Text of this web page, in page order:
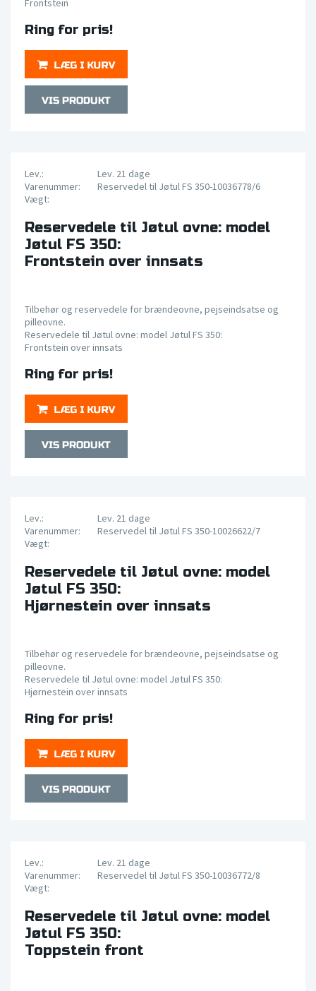
Frontstein
Ring for pris!
Lev.:
Lev. 21 dage
Varenummer:
Reservedel til Jøtul FS 350-10036778/6
Vægt:
Reservedele til Jøtul ovne: model
Jøtul FS 350:
Frontstein over innsats
Tilbehør og reservedele for brændeovne, pejseindsatse og
pilleovne.
Reservedele til Jøtul ovne: model Jøtul FS 350:
Frontstein over innsats
Ring for pris!
Lev.:
Lev. 21 dage
Varenummer:
Reservedel til Jøtul FS 350-10026622/7
Vægt:
Reservedele til Jøtul ovne: model
Jøtul FS 350:
Hjørnestein over innsats
Tilbehør og reservedele for brændeovne, pejseindsatse og
pilleovne.
Reservedele til Jøtul ovne: model Jøtul FS 350:
Hjørnestein over innsats
Ring for pris!
Lev.:
Lev. 21 dage
Varenummer:
Reservedel til Jøtul FS 350-10036772/8
Vægt:
Reservedele til Jøtul ovne: model
Jøtul FS 350:
Toppstein front